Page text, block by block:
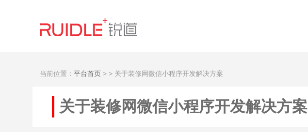
当前位置： 平台首页 > > 关于装修网微信小程序开发解决方案
关于装修网微信小程序开发解决方案